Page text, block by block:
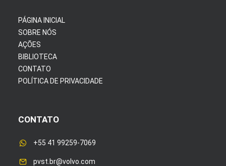
PÁGINA INICIAL
SOBRE NÓS
AÇÕES
BIBLIOTECA
CONTATO
POLÍTICA DE PRIVACIDADE
CONTATO
+55 41 99259-7069
pvst.br@volvo.com